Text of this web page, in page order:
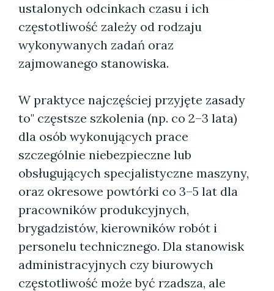
ustalonych odcinkach czasu i ich
częstotliwość zależy od rodzaju
wykonywanych zadań oraz
zajmowanego stanowiska.
W praktyce najczęściej przyjęte zasady
to" częstsze szkolenia (np. co 2–3 lata)
dla osób wykonujących prace
szczególnie niebezpieczne lub
obsługujących specjalistyczne maszyny,
oraz okresowe powtórki co 3–5 lat dla
pracowników produkcyjnych,
brygadzistów, kierowników robót i
personelu technicznego. Dla stanowisk
administracyjnych czy biurowych
częstotliwość może być rzadsza, ale